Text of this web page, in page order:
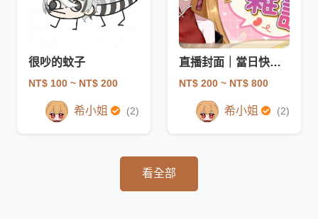
很吵的蚊子
NT$ 100 ~ NT$ 200
希小姐 (2)
直播封面｜當日快速出圖
NT$ 200 ~ NT$ 800
希小姐 (2)
看全部